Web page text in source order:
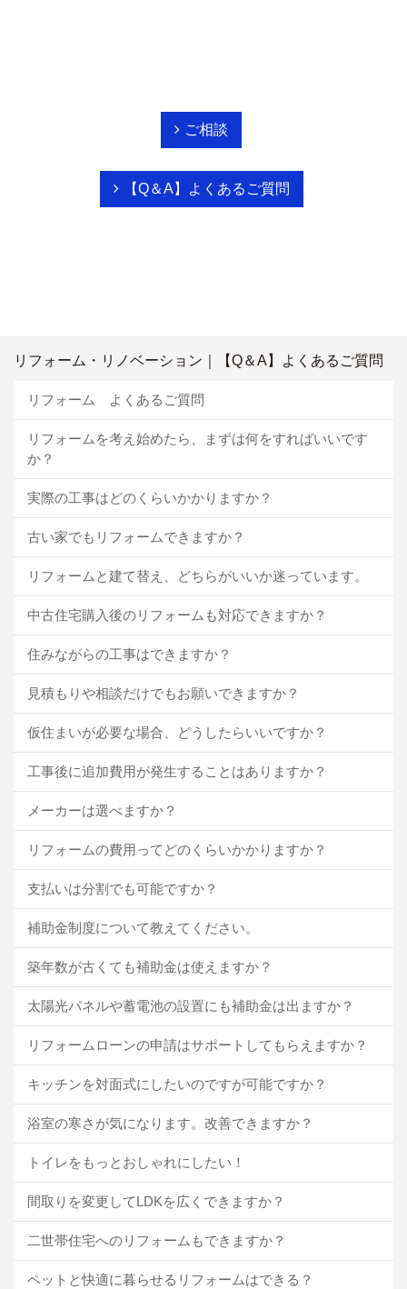
ご相談
【Q＆A】よくあるご質問
リフォーム・リノベーション｜【Q＆A】よくあるご質問
リフォーム よくあるご質問
リフォームを考え始めたら、まずは何をすればいいです
か？
実際の工事はどのくらいかかりますか？
古い家でもリフォームできますか？
リフォームと建て替え、どちらがいいか迷っています。
中古住宅購入後のリフォームも対応できますか？
住みながらの工事はできますか？
見積もりや相談だけでもお願いできますか？
仮住まいが必要な場合、どうしたらいいですか？
工事後に追加費用が発生することはありますか？
メーカーは選べますか？
リフォームの費用ってどのくらいかかりますか？
支払いは分割でも可能ですか？
補助金制度について教えてください。
築年数が古くても補助金は使えますか？
太陽光パネルや蓄電池の設置にも補助金は出ますか？
リフォームローンの申請はサポートしてもらえますか？
キッチンを対面式にしたいのですが可能ですか？
浴室の寒さが気になります。改善できますか？
トイレをもっとおしゃれにしたい！
間取りを変更してLDKを広くできますか？
二世帯住宅へのリフォームもできますか？
ペットと快適に暮らせるリフォームはできる？